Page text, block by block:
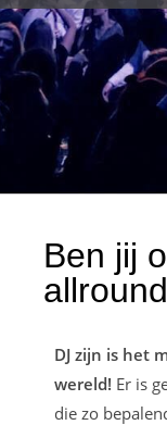
Ben jij
DJ zijn is het
wereld! Er is
die zo